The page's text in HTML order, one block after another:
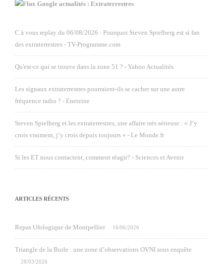
Google actualités : Extraterrestres
C à vous replay du 06/08/2026 : Pourquoi Steven Spielberg est si fan
des extraterrestres - TV-Programme.com
Qu'est-ce qui se trouve dans la zone 51 ? - Yahoo Actualités
Les signaux extraterrestres pourraient-ils se cacher sur une autre
fréquence radio ? - Enerzine
Steven Spielberg et les extraterrestres, une affaire très sérieuse : « J’y
crois vraiment, j’y crois depuis toujours » - Le Monde.fr
Si les ET nous contactent, comment réagir? - Sciences et Avenir
ARTICLES RÉCENTS
Repas Ufologique de Montpellier 16/06/2026
Triangle de la Burle : une zone d’observations OVNI sous enquête
28/03/2026